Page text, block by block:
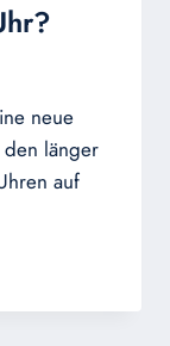
neue
länger
auf